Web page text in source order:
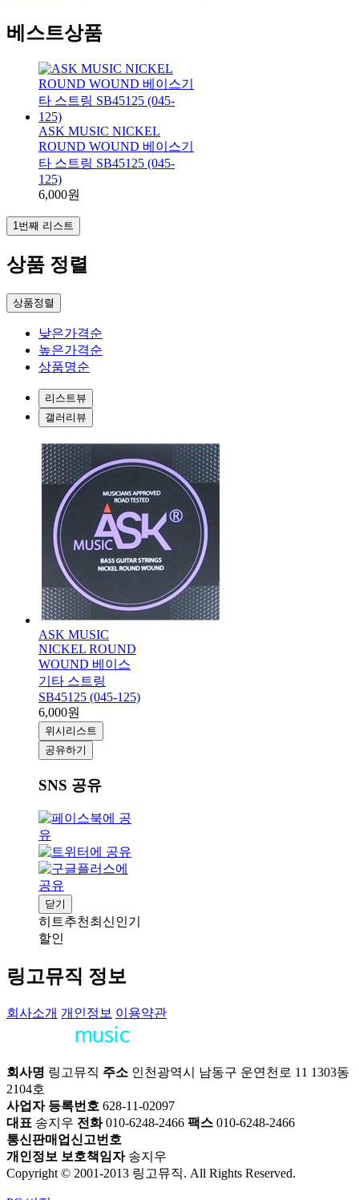
베스트상품
ASK MUSIC NICKEL
ROUND WOUND 베이스기
타 스트링 SB45125 (045-
125)
6,000원
1번째 리스트
상품 정렬
상품정렬
낮은가격순
높은가격순
상품명순
리스트뷰
갤러리뷰
ASK MUSIC
NICKEL ROUND
WOUND 베이스
기타 스트링
SB45125 (045-125)
6,000원
위시리스트
공유하기
SNS 공유
닫기
히트추천최신인기
할인
링고뮤직 정보
회사소개 개인정보 이용약관
회사명 링고뮤직 주소 인천광역시 남동구 운연천로 11 1303동
2104호
사업자 등록번호 628-11-02097
대표 송지우 전화010-6248-2466 팩스 010-6248-2466
통신판매업신고번호
개인정보 보호책임자송지우
Copyright © 2001-2013 링고뮤직. All Rights Reserved.